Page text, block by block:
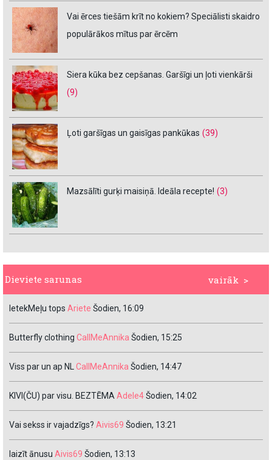
Vai ērces tiešām krīt no kokiem? Speciālisti skaidro
populārākos mītus par ērcēm
Siera kūka bez cepšanas. Garšīgi un ļoti vienkārši
(9)
Ļoti garšīgas un gaisīgas pankūkas (39)
Mazsālīti gurķi maisiņā. Ideāla recepte! (3)
vairāk >
Dieviete sarunas
IetekMeļu tops Ariete Šodien, 16:09
Butterfly clothing CallMeAnnika Šodien, 15:25
Viss par un ap NLCallMeAnnika Šodien, 14:47
KIVI(ČU) par visu. BEZTĒMAAdele4Šodien, 14:02
Vai sekss ir vajadzīgs? Aivis69 Šodien, 13:21
laizīt ānusu Aivis69 Šodien, 13:13